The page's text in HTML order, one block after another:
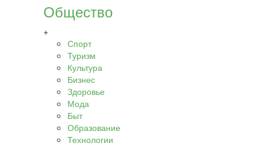
Общество
+
Спорт
Туризм
Культура
Бизнес
Здоровье
Мода
Быт
Образование
Технологии